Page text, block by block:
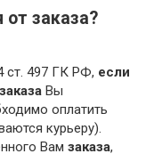
от заказа?
ст. 497 ГК РФ, если
заказа Вы
оплатить
курьеру).
Вам заказа,